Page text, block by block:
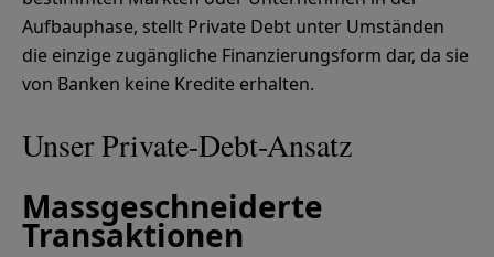
Aufbauphase, stellt Private Debt unter Umständen
die einzige zugängliche Finanzierungsform dar, da sie
von Banken keine Kredite erhalten.
Unser Private-Debt-Ansatz
Massgeschneiderte
Transaktionen